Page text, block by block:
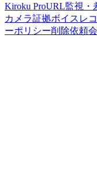
Kiroku ProURL監視・
カメラ証拠ボイスレ
ーポリシー削除依頼